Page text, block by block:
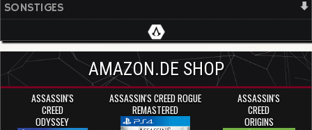
SONSTIGES
AMAZON.DE SHOP
ASSASSIN'S
CREED
ODYSSEY
ASSASSIN'S CREED ROGUE
REMASTERED
ASSASSIN'S
CREED
ORIGINS